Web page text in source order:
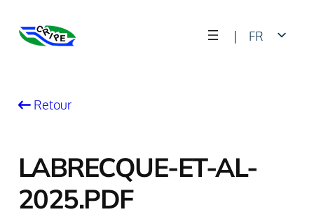
|
FR
Retour
LABRECQUE-ET-AL-
2025.PDF